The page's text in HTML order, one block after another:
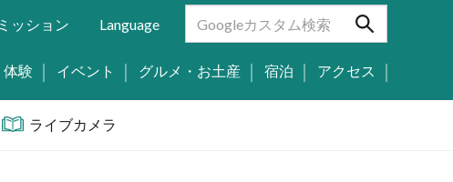
ッション Language
験 イベント グルメ・お土産 宿泊 アクセス
ライブカメラ